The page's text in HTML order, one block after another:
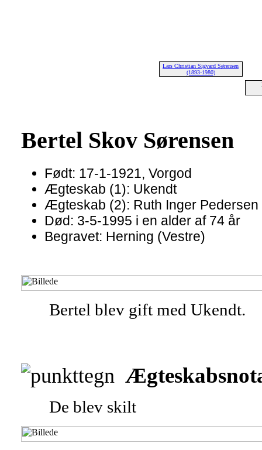
Lars Christian Sigvard Sørensen
(1893-1980)
Bertel Skov Sørensen
Født: 17-1-1921, Vorgod
Ægteskab (1): Ukendt
Ægteskab (2): Ruth Inger
Død: 3-5-1995 i en alder af 74 år
Begravet: Herning (Vestre)
Bertel blev gift med Ukendt.
De blev skilt